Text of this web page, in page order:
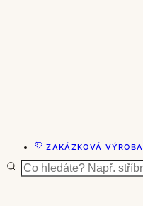
ZAKÁZKOVÁ VÝROBA